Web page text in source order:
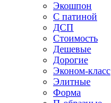
Экошпон
С патиной
ДСП
Стоимость
Дешевые
Дорогие
Эконом-класс
Элитные
Форма